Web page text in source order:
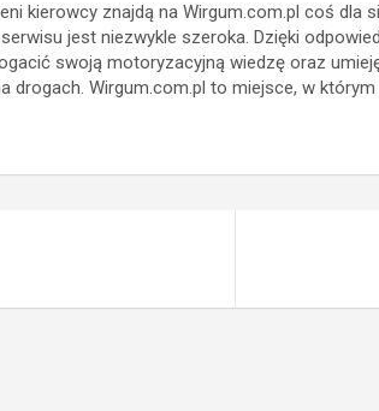
kierowcy znajdą na Wirgum.com.pl coś dla
jest niezwykle szeroka. Dzięki
swoją motoryzacyjną wiedzę oraz
drogach. Wirgum.com.pl to miejsce, w